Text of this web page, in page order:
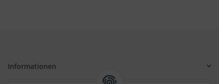
Informationen